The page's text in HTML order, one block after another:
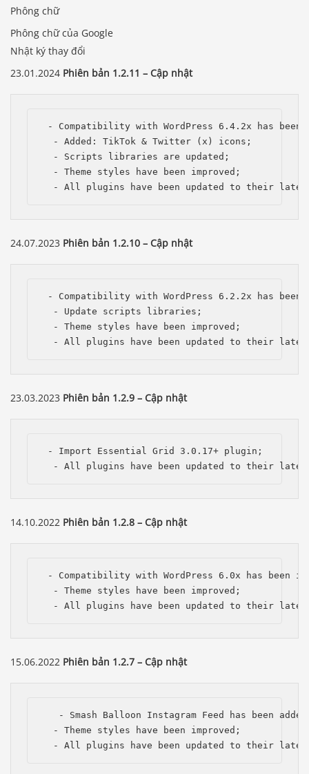
Phông chữ
Phông chữ của Google
Nhật ký thay đổi
23.01.2024 Phiên bản 1.2.11 – Cập nhật
- Compatibility with WordPress 6.4.2x has been
  - Added: TikTok & Twitter (x) icons;
  - Scripts libraries are updated;
  - Theme styles have been improved;
- All plugins have been updated to their
24.07.2023 Phiên bản 1.2.10 – Cập nhật
- Compatibility with WordPress 6.2.2x has been
  - Update scripts libraries;
  - Theme styles have been improved;
- All plugins have been updated to their
23.03.2023 Phiên bản 1.2.9 – Cập nhật
- Import Essential Grid 3.0.17+ plugin;
- All plugins have been updated to their
14.10.2022 Phiên bản 1.2.8 – Cập nhật
- Compatibility with WordPress 6.0x has been
  - Theme styles have been improved;
- All plugins have been updated to their
15.06.2022 Phiên bản 1.2.7 – Cập nhật
- Smash Balloon Instagram Feed has been
  - Theme styles have been improved;
- All plugins have been updated to their